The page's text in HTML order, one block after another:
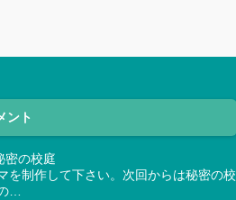
ント
密の校庭
を制作して下さい。次回からは秘密の校
…